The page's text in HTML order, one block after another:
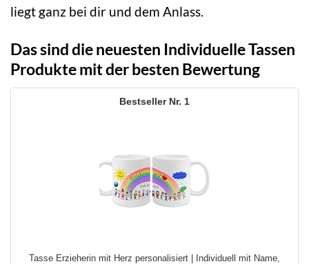
liegt ganz bei dir und dem Anlass.
Das sind die neuesten Individuelle Tassen
Produkte mit der besten Bewertung
1
Tasse Erzieherin mit Herz personalisiert | Individuell mit Name,